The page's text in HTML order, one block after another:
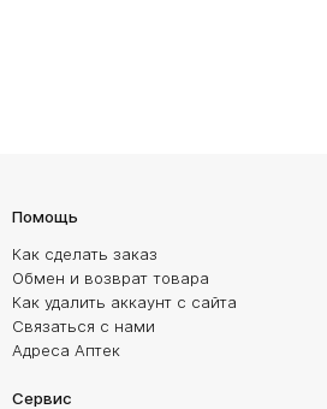
Помощь
Как сделать заказ
Обмен и возврат товара
Как удалить аккаунт с сайта
Связаться с нами
Адреса Аптек
Сервис